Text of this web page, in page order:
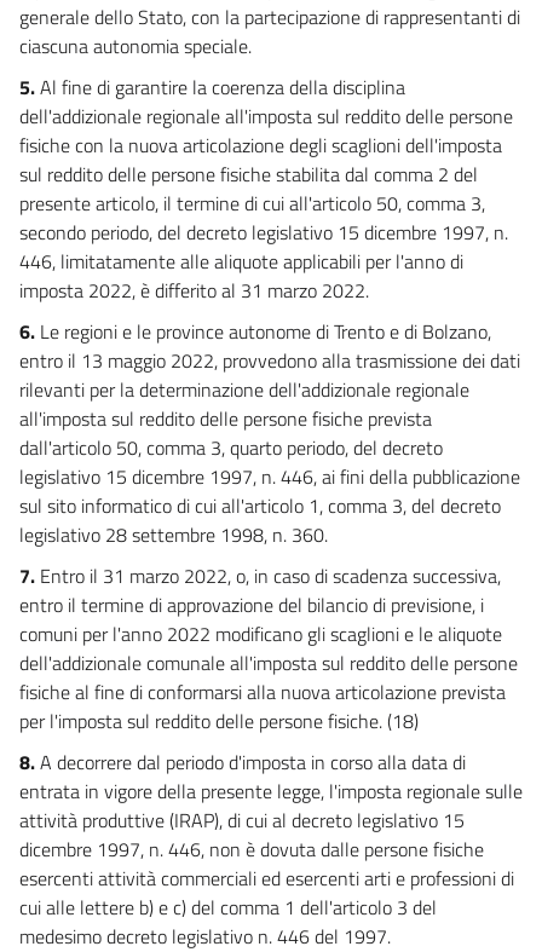
generale dello Stato, con la partecipazione di rappresentanti di
ciascuna autonomia speciale.
5.Al fine di garantire la coerenza della disciplina
dell'addizionale regionale all'imposta sul reddito delle persone
fisiche con la nuova articolazione degli scaglioni dell'imposta
sul reddito delle persone fisiche stabilita dal comma 2 del
presente articolo, il termine di cui all'articolo 50, comma 3,
secondo periodo, del decreto legislativo 15 dicembre 1997, n.
446, limitatamente alle aliquote applicabili per l'anno di
imposta 2022, è differito al 31 marzo 2022.
6. Le regioni e le province autonome di Trento e di Bolzano,
entro il 13 maggio 2022, provvedono alla trasmissione dei dati
rilevanti per la determinazione dell'addizionale regionale
all'imposta sul reddito delle persone fisiche prevista
dall'articolo 50, comma 3, quarto periodo, del decreto
legislativo 15 dicembre 1997, n. 446, ai fini della pubblicazione
sul sito informatico di cui all'articolo 1, comma 3, del decreto
legislativo 28 settembre 1998, n. 360.
7. Entro il 31 marzo 2022, o, in caso di scadenza successiva,
entro il termine di approvazione del bilancio di previsione, i
comuni per l'anno 2022 modificano gli scaglioni e le aliquote
dell'addizionale comunale all'imposta sul reddito delle persone
fisiche al fine di conformarsi alla nuova articolazione prevista
per l'imposta sul reddito delle persone fisiche. (18)
8.A decorrere dal periodo d'imposta in corso alla data di
entrata in vigore della presente legge, l'imposta regionale sulle
attività produttive (IRAP), di cui al decreto legislativo 15
dicembre 1997, n. 446, non è dovuta dalle persone fisiche
esercenti attività commerciali ed esercenti arti e professioni di
cui alle lettere b) e c) del comma 1 dell'articolo 3 del
medesimo decreto legislativo n. 446 del 1997.